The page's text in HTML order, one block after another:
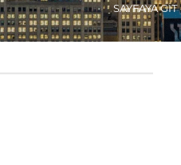
SAYFAYA GIT